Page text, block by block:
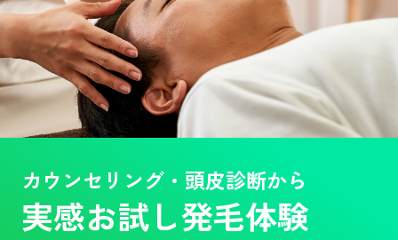
カウンセリング・頭皮診断から
実感お試し発毛体験